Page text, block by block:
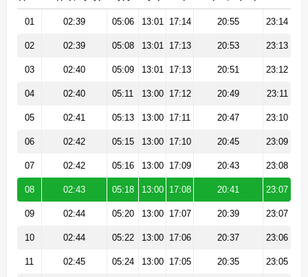
01 02:39 05:06 13:01 17:14 20:55 23:14
02 02:39 05:08 13:01 17:13 20:53 23:13
03 02:40 05:09 13:01 17:13 20:51 23:12
04 02:40 05:11 13:00 17:12 20:49 23:11
05 02:41 05:13 13:00 17:11 20:47 23:10
06 02:42 05:15 13:00 17:10 20:45 23:09
07 02:42 05:16 13:00 17:09 20:43 23:08
08 02:43 05:18 13:00 17:08 20:41 23:07
09 02:44 05:20 13:00 17:07 20:39 23:07
10 02:44 05:22 13:00 17:06 20:37 23:06
11 02:45 05:24 13:00 17:05 20:35 23:05